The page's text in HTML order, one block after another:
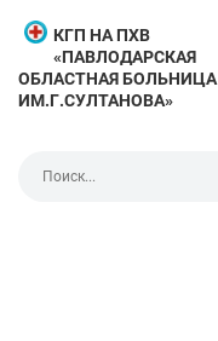
КГП НА ПХВ
«ПАВЛОДАРСКАЯ
ОБЛАСТНАЯ БОЛЬНИЦА
ИМ.Г.СУЛТАНОВА»